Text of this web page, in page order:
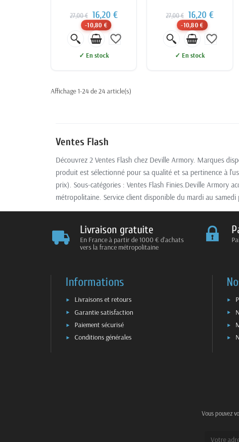
27,00 € 16,20 €
-10,80 €
favorite_border
✓ En stock
27,00 € 16,20 €
-10,80 €
favorite_border
✓ En stock
Affichage 1-24 de 24 article(s)
Ventes Flash
Découvrez 2 Ventes Flash chez Deville Armory. Marques
produit est sélectionné pour sa qualité et sa pertinence à
prix). Sous-catégories : Ventes Flash Finies.Deville Armory
métropolitaine. Service client disponible du mardi au
Livraison gratuite
En France à partir de 1000 € d'achats
vers la france métropolitaine
Informations
Livraisons et retours
Garantie satisfaction
Paiement sécurisé
Conditions générales
Vous pouvez